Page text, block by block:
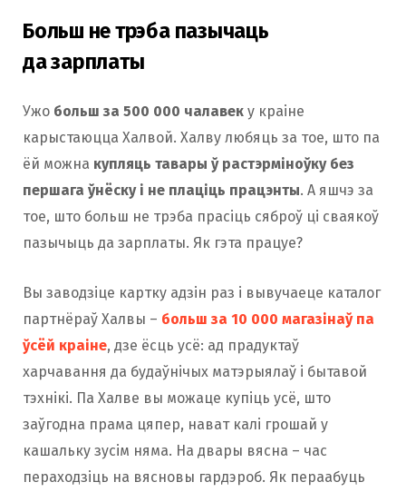
Больш не трэба пазычаць
да зарплаты
Ужо больш за 500 000 чалавек у краіне
карыстаюцца Халвой. Халву любяць за тое, што па
ёй можна купляць тавары ў растэрміноўку без
першага ўнёску і не плаціць працэнты. А яшчэ за
тое, што больш не трэба прасіць сяброў ці сваякоў
пазычыць да зарплаты. Як гэта працуе?
Вы заводзіце картку адзін раз і вывучаеце каталог
партнёраў Халвы – больш за 10 000 магазінаў па
ўсёй краіне, дзе ёсць усё: ад прадуктаў
харчавання да будаўнічых матэрыялаў і бытавой
тэхнікі. Па Халве вы можаце купіць усё, што
заўгодна прама цяпер, нават калі грошай у
кашальку зусім няма. На двары вясна – час
пераходзіць на вясновы гардэроб. Як пераабуць